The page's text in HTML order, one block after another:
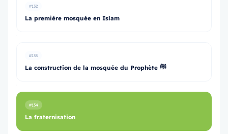
#132
La première mosquée en Islam
#133
La construction de la mosquée du Prophète ﷺ
#134
La fraternisation